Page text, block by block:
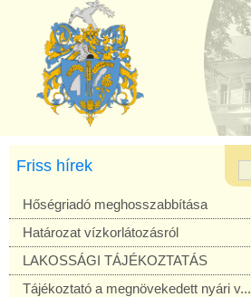
Friss hírek
Hőségriadó meghosszabbítása
Határozat vízkorlátozásról
LAKOSSÁGI TÁJÉKOZTATÁS
Tájékoztató a megnövekedett nyári v...